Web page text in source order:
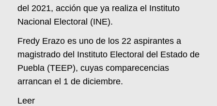
del 2021, acción que ya realiza el Instituto
Nacional Electoral (INE).
Fredy Erazo es uno de los 22 aspirantes a
magistrado del Instituto Electoral del Estado de
Puebla (TEEP), cuyas comparecencias
arrancan el 1 de diciembre.
Leer